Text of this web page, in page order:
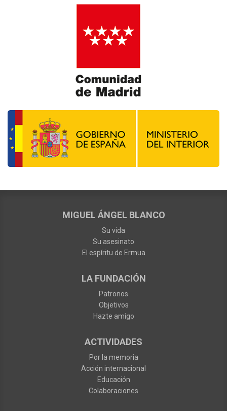
MIGUEL ÁNGEL BLANCO
Su vida
Su asesinato
El espíritu de Ermua
LA FUNDACIÓN
Patronos
Objetivos
Hazte amigo
ACTIVIDADES
Por la memoria
Acción internacional
Educación
Colaboraciones